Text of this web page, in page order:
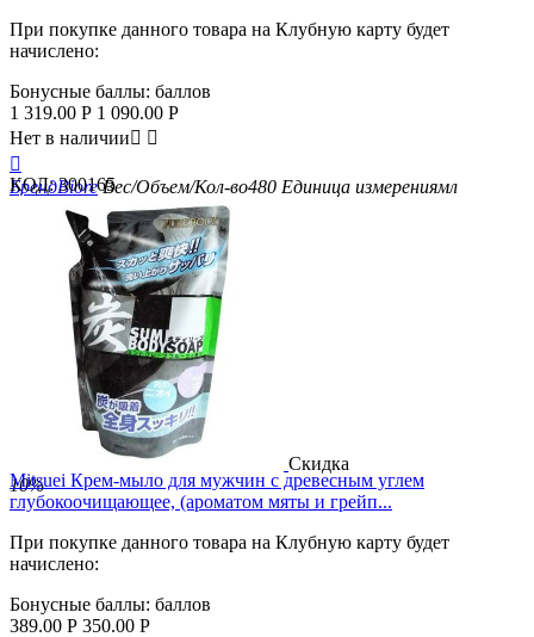
При покупке данного товара на Клубную карту будет
начислено:
Бонусные баллы: баллов
1 319.00 Р 1 090.00 Р
Нет в наличии 

БрендBiore Вес/Объем/Кол-во480 Единица измерениямл
КОД: 300165
Скидка
10%
Mitsuei Крем-мыло для мужчин с древесным углем
глубокоочищающее, (ароматом мяты и грейп...
При покупке данного товара на Клубную карту будет
начислено:
Бонусные баллы: баллов
389.00 Р 350.00 Р